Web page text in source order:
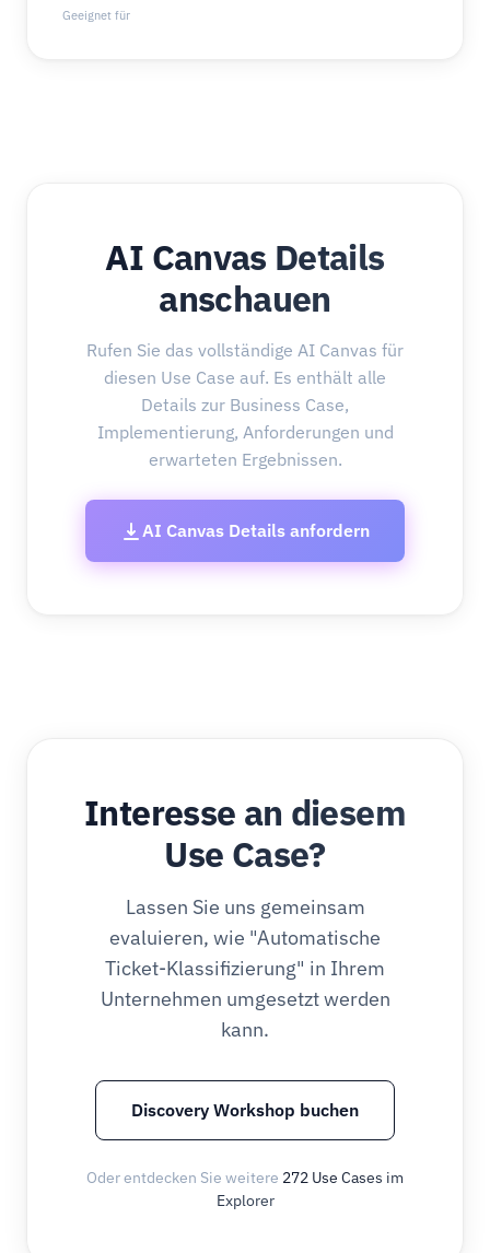
Geeignet für
AI Canvas Details
anschauen
Rufen Sie das vollständige AI Canvas für
diesen Use Case auf. Es enthält alle
Details zur Business Case,
Implementierung, Anforderungen und
erwarteten Ergebnissen.
AI Canvas Details anfordern
Interesse an diesem
Use Case?
Lassen Sie uns gemeinsam
evaluieren, wie "Automatische
Ticket-Klassifizierung" in Ihrem
Unternehmen umgesetzt werden
kann.
Discovery Workshop buchen
Oder entdecken Sie weitere 272 Use Cases im
Explorer